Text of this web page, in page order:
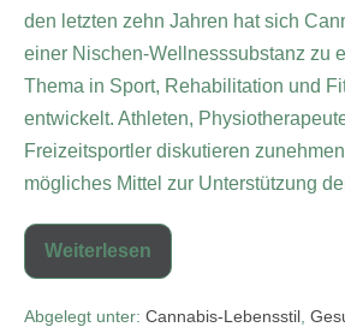
den letzten zehn Jahren hat sich
einer Nischen-Wellnesssubstanz zu
Thema in Sport, Rehabilitation und
entwickelt. Athleten,
Freizeitsportler diskutieren
mögliches Mittel zur Unterstützung
Weiterlesen
Abgelegt unter: Cannabis-Lebensstil